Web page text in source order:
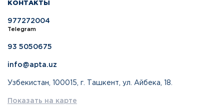
КОНТАКТЫ
977272004
Telegram
93 5050675
info@apta.uz
Узбекистан, 100015, г. Ташкент, ул. Айбека, 18.
Показать на карте